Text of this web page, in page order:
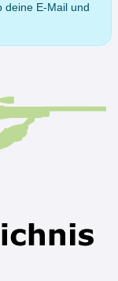
deine E-Mail und